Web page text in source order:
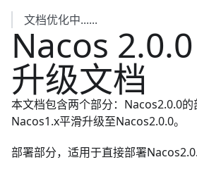
文档优化中......
Nacos
升级文档
本文档包含两个部分：Nacos2.0.0
Nacos1.x平滑升级至Nacos2.0.0。
部署部分，适用于直接部署